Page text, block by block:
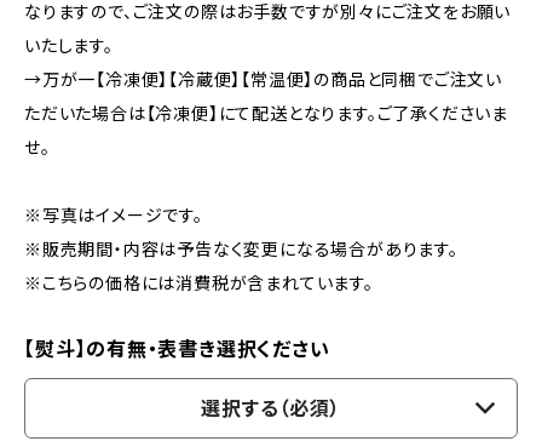
なりますので、ご注文の際はお手数ですが別々にご注文をお願い
いたします。
→万が一【冷凍便】【冷蔵便】【常温便】の商品と同梱でご注文い
ただいた場合は【冷凍便】にて配送となります。ご了承くださいま
せ。
※写真はイメージです。
※販売期間・内容は予告なく変更になる場合があります。
※こちらの価格には消費税が含まれています。
【熨斗】の有無・表書き選択ください
選択する（必須）